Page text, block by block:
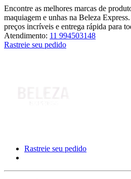
Encontre as melhores marcas de
maquiagem e unhas na Beleza
preços incríveis e entrega rápida para
Atendimento: 11 994503148
Rastreie seu pedido
Rastreie seu pedido